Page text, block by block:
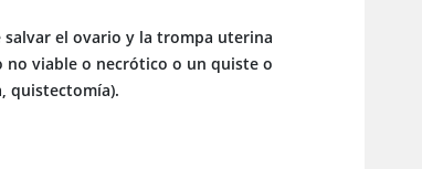
el ovario y la trompa uterina
viable o necrótico o un quiste o
quistectomía).